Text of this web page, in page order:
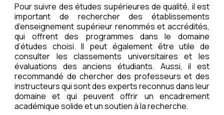
Pour suivre des études supérieures de qualité, il est
important de rechercher des établissements
d’enseignement supérieur renommés et accrédités,
qui offrent des programmes dans le domaine
d’études choisi. Il peut également être utile de
consulter les classements universitaires et les
évaluations des anciens étudiants. Aussi, il est
recommandé de chercher des professeurs et des
instructeurs qui sont des experts reconnus dans leur
domaine et qui peuvent offrir un encadrement
académique solide et un soutien à la recherche.